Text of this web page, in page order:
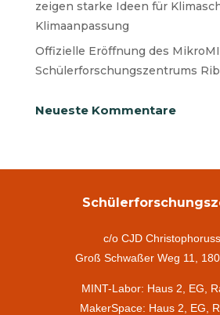
zeigen starke Ideen für
Klimaanpassung
Offizielle Eröffnung des
Schülerforschungszentrums
Neueste Kommentare
c/o CJD
Groß Schwaßer Weg 11,
MINT-Labor: Haus 2, EG,
MakerSpace: Haus 2, EG,